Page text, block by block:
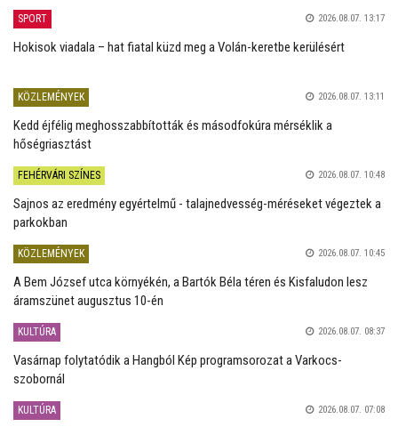
SPORT 2026.08.07. 13:17
Hokisok viadala – hat fiatal küzd meg a Volán-keretbe kerülésért
KÖZLEMÉNYEK 2026.08.07. 13:11
Kedd éjfélig meghosszabbították és másodfokúra mérséklik a
hőségriasztást
FEHÉRVÁRI SZÍNES 2026.08.07. 10:48
Sajnos az eredmény egyértelmű - talajnedvesség-méréseket végeztek a
parkokban
KÖZLEMÉNYEK 2026.08.07. 10:45
A Bem József utca környékén, a Bartók Béla téren és Kisfaludon lesz
áramszünet augusztus 10-én
KULTÚRA 2026.08.07. 08:37
Vasárnap folytatódik a Hangból Kép programsorozat a Varkocs-
szobornál
KULTÚRA 2026.08.07. 07:08